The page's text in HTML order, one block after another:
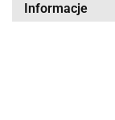
Informacje